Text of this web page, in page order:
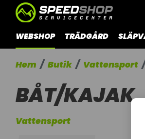
WEBSHOP TRÄDGÅRD
Hem Butik Vattensport
BÅT/KAJAK
Vattensport